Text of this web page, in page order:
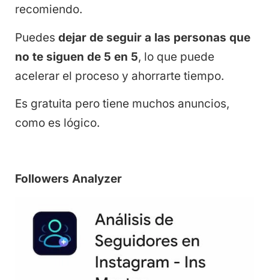
recomiendo.
Puedes dejar de seguir a las personas que
no te siguen de 5 en 5, lo que puede
acelerar el proceso y ahorrarte tiempo.
Es gratuita pero tiene muchos anuncios,
como es lógico.
Followers Analyzer